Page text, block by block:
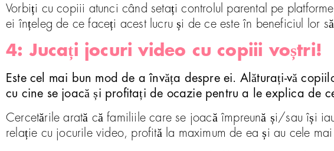
Vorbiți cu copiii atunci când setați controlul parental pe
ei înțeleg de ce faceți acest lucru și de ce este în beneficiul lor
4: Jucați jocuri video cu copiii voștri!
Este cel mai bun mod de a învăța despre ei. Alăturați-vă
cu cine se joacă și profitați de ocazie pentru a le explica de
Cercetările arată că familiile care se joacă împreună și/sau își
relație cu jocurile video, profită la maximum de ea și au cele